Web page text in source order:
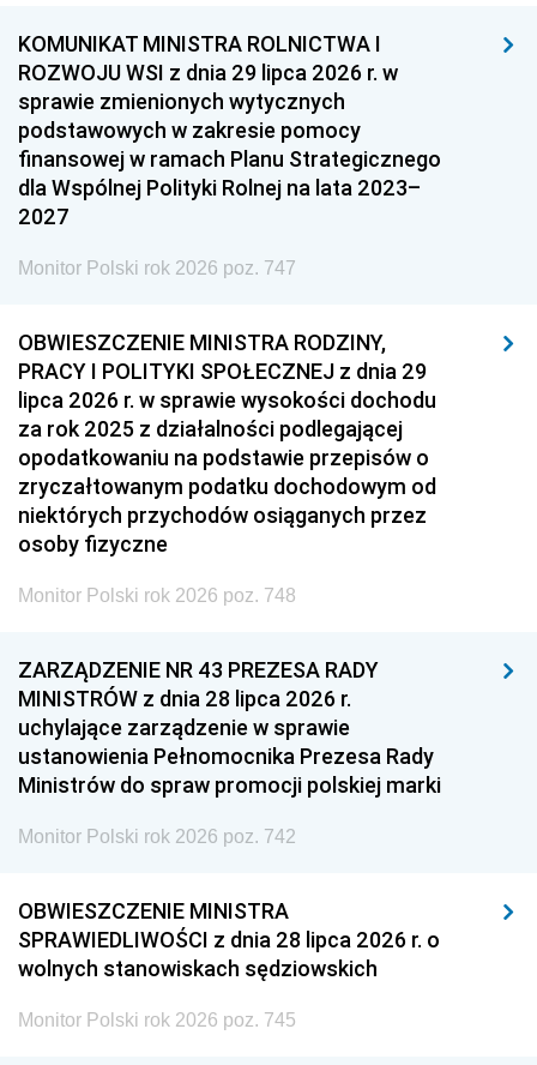
KOMUNIKAT MINISTRA ROLNICTWA I
ROZWOJU WSI z dnia 29 lipca 2026 r. w
sprawie zmienionych wytycznych
podstawowych w zakresie pomocy
finansowej w ramach Planu Strategicznego
dla Wspólnej Polityki Rolnej na lata 2023–
2027
Monitor Polski rok 2026 poz. 747
OBWIESZCZENIE MINISTRA RODZINY,
PRACY I POLITYKI SPOŁECZNEJ z dnia 29
lipca 2026 r. w sprawie wysokości dochodu
za rok 2025 z działalności podlegającej
opodatkowaniu na podstawie przepisów o
zryczałtowanym podatku dochodowym od
niektórych przychodów osiąganych przez
osoby fizyczne
Monitor Polski rok 2026 poz. 748
ZARZĄDZENIE NR 43 PREZESA RADY
MINISTRÓW z dnia 28 lipca 2026 r.
uchylające zarządzenie w sprawie
ustanowienia Pełnomocnika Prezesa Rady
Ministrów do spraw promocji polskiej marki
Monitor Polski rok 2026 poz. 742
OBWIESZCZENIE MINISTRA
SPRAWIEDLIWOŚCI z dnia 28 lipca 2026 r. o
wolnych stanowiskach sędziowskich
Monitor Polski rok 2026 poz. 745